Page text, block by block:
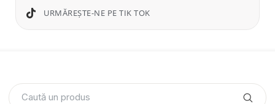
URMĂREȘTE-NE PE TIK TOK
Caută un produs